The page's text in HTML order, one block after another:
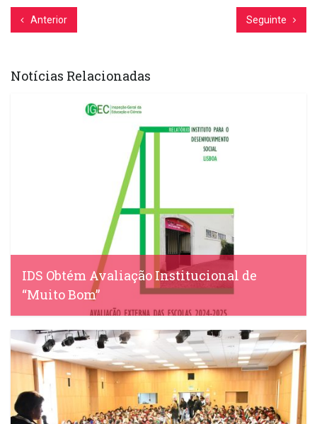
Anterior Seguinte
Notícias Relacionadas
IDS Obtém Avaliação Institucional de
“Muito Bom”
IDS, 22 Abril, 2025